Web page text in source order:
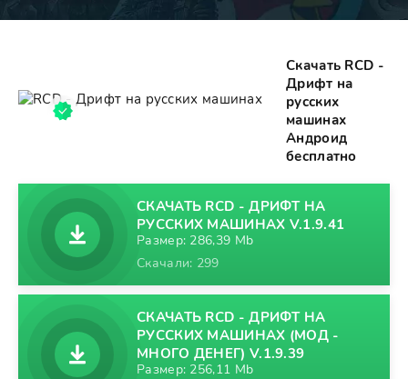
Скачать RCD -
Дрифт на
русских
машинах
Андроид
бесплатно
СКАЧАТЬ RCD - ДРИФТ НА
РУССКИХ МАШИНАХ V.1.9.41
Размер: 286,39 Mb
Скачали: 299
СКАЧАТЬ RCD - ДРИФТ НА
РУССКИХ МАШИНАХ (МОД -
МНОГО ДЕНЕГ) V.1.9.39
Размер: 256,11 Mb